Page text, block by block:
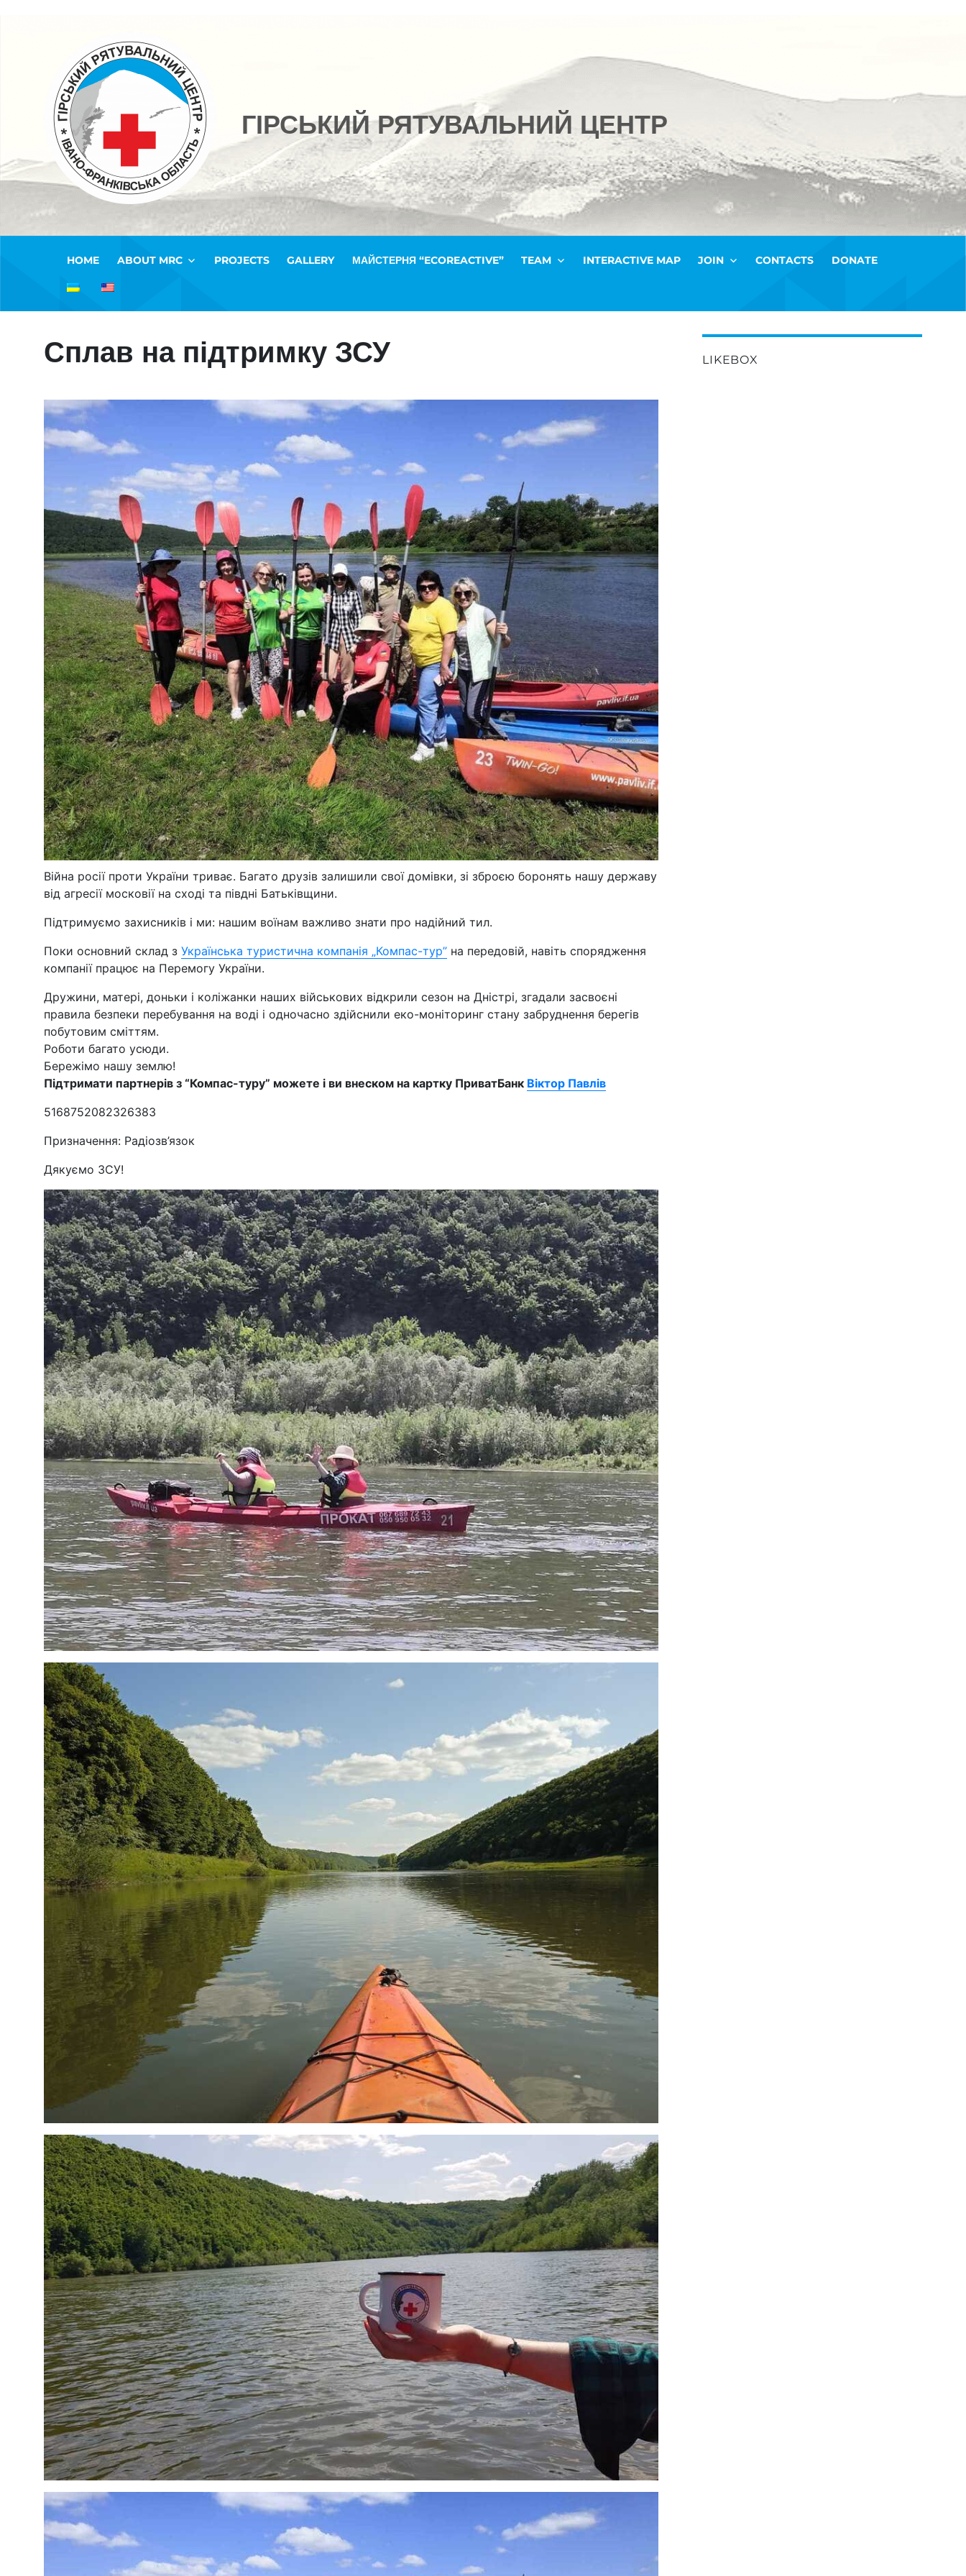
ГІРСЬКИЙ РЯТУВАЛЬНИЙ ЦЕНТР
HOME ABOUT MRC PROJECTS GALLERY МАЙСТЕРНЯ “ECOREACTIVE” TEAM INTERACTIVE MAP JOIN CONTACTS DONATE
Сплав на підтримку ЗСУ
Війна росії проти України триває. Багато друзів залишили свої домівки, зі зброєю боронять нашу державу
від агресії московії на сході та півдні Батьківщини.
Підтримуємо захисників і ми: нашим воїнам важливо знати про надійний тил.
Поки основний склад зУкраїнська туристична компанія „Компас-тур” на передовій, навіть спорядження
компанії працює на Перемогу України.
Дружини, матері, доньки і коліжанки наших військових відкрили сезон на Дністрі, згадали засвоєні
правила безпеки перебування на воді і одночасно здійснили еко-моніторинг стану забруднення берегів
побутовим сміттям.
Роботи багато усюди.
Бережімо нашу землю!
Підтримати партнерів з “Компас-туру” можете і ви внеском на картку ПриватБанк Віктор Павлів
5168752082326383
Призначення: Радіозв’язок
Дякуємо ЗСУ!
LIKEBOX